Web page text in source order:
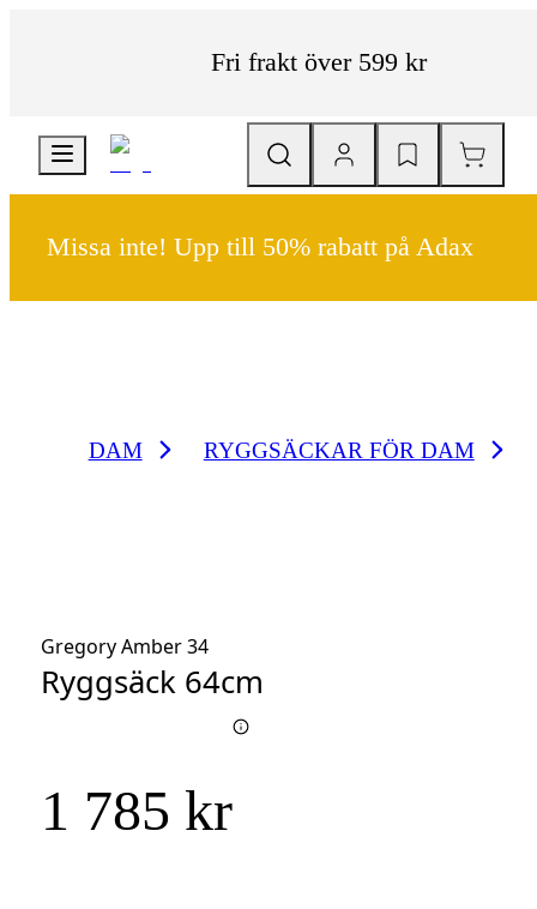
Fri frakt över 599 kr
Missa inte! Upp till 50% rabatt på Adax
DAM RYGGSÄCKAR FÖR DAM
Gregory Amber 34
Ryggsäck 64cm
1 785 kr